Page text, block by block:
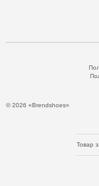
© 2026 «Brendshoes»
Товар